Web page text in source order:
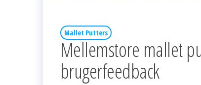
Mallet Putters
Mellemstore mallet
brugerfeedback